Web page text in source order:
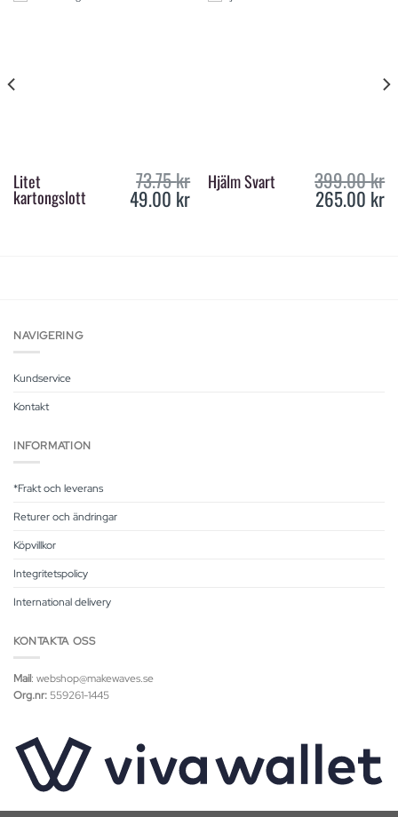
Litet
kartongslott
73.75kr
Original
price
was:
49.00 krCurrent
price
Hjälm Svart 399.00kr
Original
price
was:
265.00 kr
NAVIGERING
Kundservice
Kontakt
INFORMATION
*Frakt och leverans
Returer och ändringar
Köpvillkor
Integritetspolicy
International delivery
KONTAKTA OSS
Mail: webshop@makewaves.se
Org.nr: 559261-1445